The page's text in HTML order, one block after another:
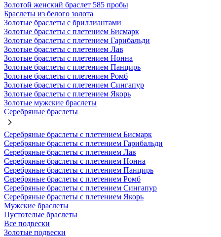
Золотой женский браслет 585 пробы
Браслеты из белого золота
Золотые браслеты с бриллиантами
Золотые браслеты с плетением Бисмарк
Золотые браслеты с плетением Гарибальди
Золотые браслеты с плетением Лав
Золотые браслеты с плетением Нонна
Золотые браслеты с плетением Панцирь
Золотые браслеты с плетением Ромб
Золотые браслеты с плетением Сингапур
Золотые браслеты с плетением Якорь
Золотые мужские браслеты
Серебряные браслеты
Серебряные браслеты с плетением Бисмарк
Серебряные браслеты с плетением Гарибальди
Серебряные браслеты с плетением Лав
Серебряные браслеты с плетением Нонна
Серебряные браслеты с плетением Панцирь
Серебряные браслеты с плетением Ромб
Серебряные браслеты с плетением Сингапур
Серебряные браслеты с плетением Якорь
Мужские браслеты
Пустотелые браслеты
Все подвески
Золотые подвески